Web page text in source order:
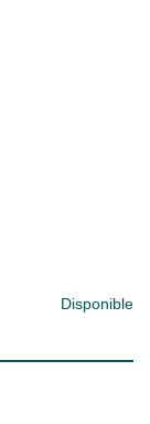
Disponible